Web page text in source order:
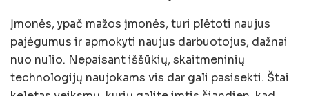
Įmonės, ypač mažos įmonės, turi plėtoti naujus
pajėgumus ir apmokyti naujus darbuotojus, dažnai
nuo nulio. Nepaisant iššūkių, skaitmeninių
technologijų naujokams vis dar gali pasisekti. Štai